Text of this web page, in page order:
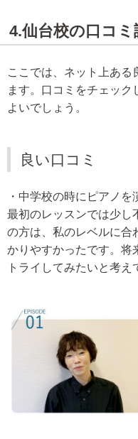
4.仙台校の口コミ
ここでは、ネット上ある
ます。口コミをチェック
よいでしょう。
良い口コミ
・中学校の時にピアノを
最初のレッスンでは少し
の方は、私のレベルに合
かりやすかったです。将
トライしてみたいと考え